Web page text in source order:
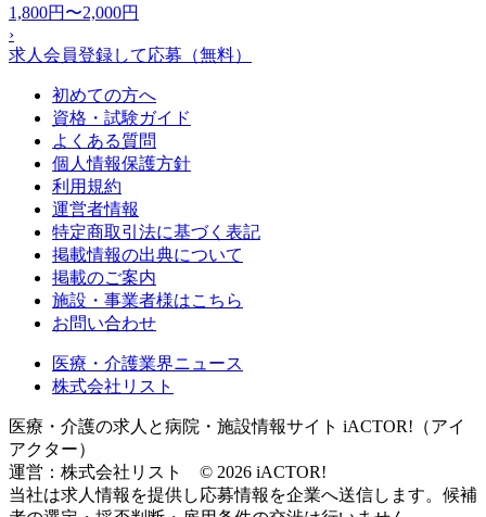
1,800円〜2,000円
›
求人会員登録して応募（無料）
初めての方へ
資格・試験ガイド
よくある質問
個人情報保護方針
利用規約
運営者情報
特定商取引法に基づく表記
掲載情報の出典について
掲載のご案内
施設・事業者様はこちら
お問い合わせ
医療・介護業界ニュース
株式会社リスト
医療・介護の求人と病院・施設情報サイト iACTOR!（アイ
アクター）
運営：株式会社リスト © 2026 iACTOR!
当社は求人情報を提供し応募情報を企業へ送信します。候補